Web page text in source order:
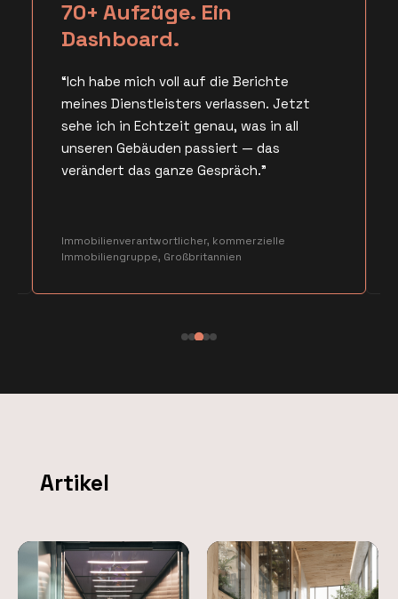
70+ Aufzüge. Ein
Dashboard.
“Ich habe mich voll auf die Berichte
meines Dienstleisters verlassen. Jetzt
sehe ich in Echtzeit genau, was in all
unseren Gebäuden passiert — das
verändert das ganze Gespräch.”
Immobilienverantwortlicher, kommerzielle
Immobiliengruppe, Großbritannien
Artikel